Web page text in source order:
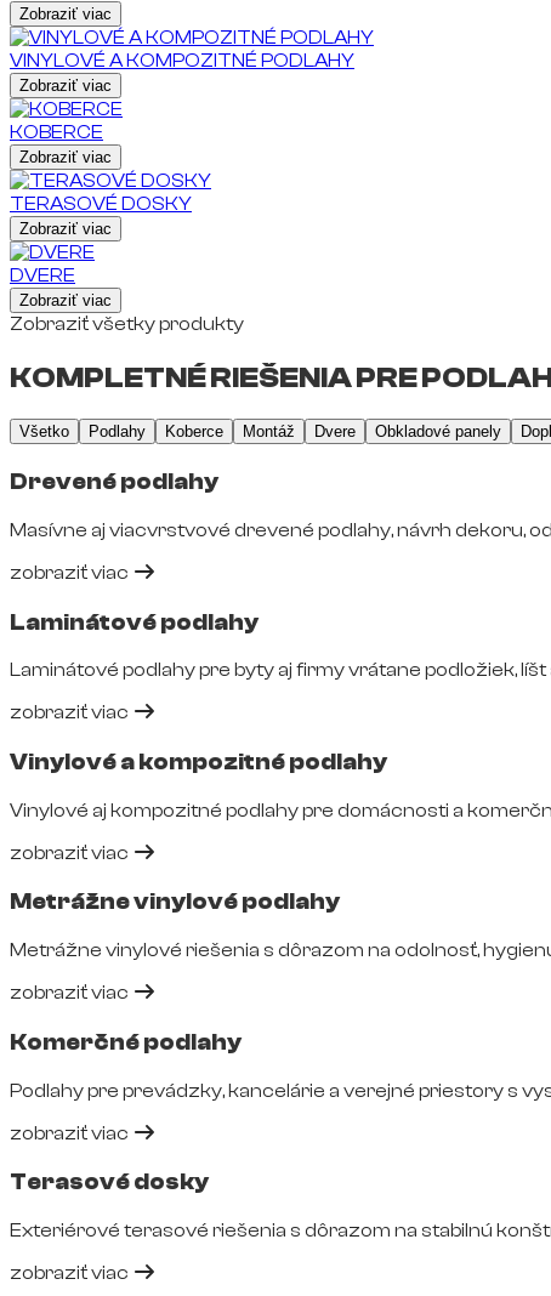
Zobraziť viac
VINYLOVÉ A KOMPOZITNÉ PODLAHY
Zobraziť viac
KOBERCE
Zobraziť viac
TERASOVÉ DOSKY
Zobraziť viac
DVERE
Zobraziť viac
Zobraziť všetky produkty
KOMPLETNÉ RIEŠENIA PRE
Všetko Podlahy Koberce Montáž Dvere Obkladové panely
Drevené podlahy
Masívne aj viacvrstvové drevené podlahy, návrh dekoru,
zobraziť viac
Laminátové podlahy
Laminátové podlahy pre byty aj firmy vrátane podložiek,
zobraziť viac
Vinylové a kompozitné podlahy
Vinylové aj kompozitné podlahy pre domácnosti a
zobraziť viac
Metrážne vinylové podlahy
Metrážne vinylové riešenia s dôrazom na odolnosť,
zobraziť viac
Komerčné podlahy
Podlahy pre prevádzky, kancelárie a verejné priestory s
zobraziť viac
Terasové dosky
Exteriérové terasové riešenia s dôrazom na stabilnú
zobraziť viac